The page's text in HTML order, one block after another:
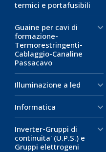
termici e portafusibili
Guaine per cavi di
formazione-
Termorestringenti-
Cablaggio-Canaline
Passacavo
Illuminazione a led
Informatica
Inverter-Gruppi di
continuita' (U.P.S.) e
Gruppi elettrogeni